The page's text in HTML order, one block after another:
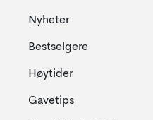
Nyheter
Bestselgere
Høytider
Gavetips